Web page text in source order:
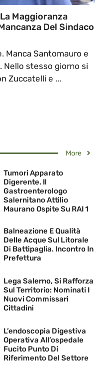
Maggioranza
Del Sindaco
Manca Santomauro e
Nello stesso giorno si
Zuccatelli e ...
More
Tumori Apparato
Digerente. Il
Gastroenterologo
Salernitano Attilio
Maurano Ospite Su RAI 1
Balneazione E Qualità
Delle Acque Sul Litorale
Di Battipaglia. Incontro In
Prefettura
Lega Salerno, Si Rafforza
Sul Territorio: Nominati I
Nuovi Commissari
Cittadini
L’endoscopia Digestiva
Operativa All’ospedale
Fucito Punto Di
Riferimento Del Settore